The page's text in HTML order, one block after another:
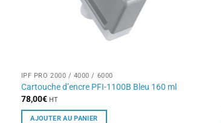
IPF PRO 2000 / 4000 / 6000
Cartouche d’encre PFI-1100B Bleu 160 ml
78,00€ HT
AJOUTER AU PANIER